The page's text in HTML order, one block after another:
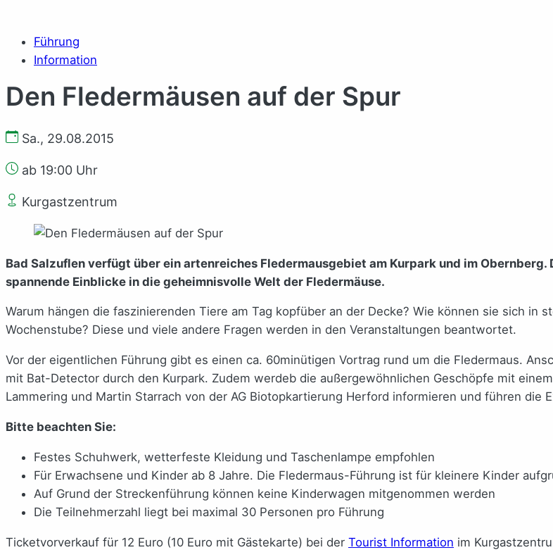
Führung
Information
Den Fledermäusen auf der Spur
Sa., 29.08.2015
ab 19:00 Uhr
Kurgastzentrum
Bad Salzuflen verfügt über ein artenreiches Fledermausgebiet am Kurpark und im
spannende Einblicke in die geheimnisvolle Welt der Fledermäuse.
Warum hängen die faszinierenden Tiere am Tag kopfüber an der Decke? Wie können sie sich in
Wochenstube? Diese und viele andere Fragen werden in den Veranstaltungen beantwortet.
Vor der eigentlichen Führung gibt es einen ca. 60minütigen Vortrag rund um die Fledermaus.
mit Bat-Detector durch den Kurpark. Zudem werdeb die außergewöhnlichen Geschöpfe mit
Lammering und Martin Starrach von der AG Biotopkartierung Herford informieren und führen die
Bitte beachten Sie:
Festes Schuhwerk, wetterfeste Kleidung und Taschenlampe empfohlen
Für Erwachsene und Kinder ab 8 Jahre. Die Fledermaus-Führung ist für kleinere Kinder
Auf Grund der Streckenführung können keine Kinderwagen mitgenommen werden
Die Teilnehmerzahl liegt bei maximal 30 Personen pro Führung
Ticketvorverkauf für 12 Euro (10 Euro mit Gästekarte) bei der Tourist Information im